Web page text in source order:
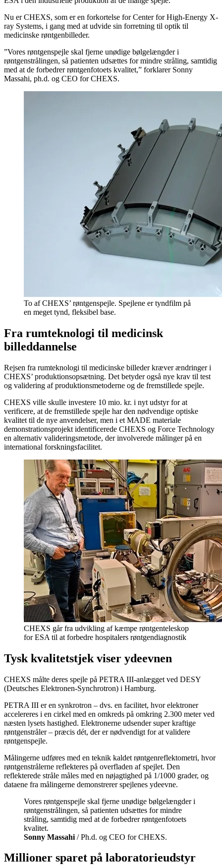
Nu er CHEXS, som er en forkortelse for Center for High-Energy X-
ray Systems, i gang med at udvide sin forretning til optik til
medicinske røntgenbilleder.
”Vores røntgenspejle skal fjerne unødige bølgelængder i
røntgenstrålingen, så patienten udsættes for mindre stråling, samtidig
med at de forbedrer røntgenfotoets kvalitet,” forklarer Sonny
Massahi, ph.d. og CEO for CHEXS.
To af CHEXS’ røntgenspejle. Spejlene er tyndfilm på
en meget tynd, fleksibel base.
Fra rumteknologi til medicinsk
billeddannelse
Rejsen fra rumteknologi til medicinske billeder kræver ændringer i
CHEXS’ produktionsopsætning. Det betyder også nye krav til test
og validering af produktionsmetoderne og de fremstillede spejle.
CHEXS ville skulle investere 10 mio. kr. i nyt udstyr for at
verificere, at de fremstillede spejle har den nødvendige optiske
kvalitet til de nye anvendelser, men i et MADE materiale
demonstrationsprojekt identificerede CHEXS og Force Technology
en alternativ valideringsmetode, der involverede målinger på en
international forskningsfacilitet.
CHEXS går fra udvikling af kæmpe røntgenteleskop
for ESA til at forbedre hospitalers røntgendiagnostik
Tysk kvalitetstjek viser ydeevnen
CHEXS målte deres spejle på PETRA III-anlægget ved DESY
(Deutsches Elektronen-Synchrotron) i Hamburg.
PETRA III er en synkrotron – dvs. en facilitet, hvor elektroner
accelereres i en cirkel med en omkreds på omkring 2.300 meter ved
næsten lysets hastighed. Elektronerne udsender super kraftige
røntgenstråler – præcis dét, der er nødvendigt for at validere
røntgenspejle.
Målingerne udføres med en teknik kaldet røntgenreflektometri, hvor
røntgenstrålerne reflekteres på overfladen af spejlet. Den
reflekterede stråle måles med en nøjagtighed på 1/1000 grader, og
dataene fra målingerne demonstrerer spejlenes ydeevne.
Vores røntgenspejle skal fjerne unødige bølgelængder i
røntgenstrålingen, så patienten udsættes for mindre
stråling, samtidig med at de forbedrer røntgenfotoets
kvalitet.
Sonny Massahi / Ph.d. og CEO for CHEXS.
Millioner sparet på laboratorieudstyr